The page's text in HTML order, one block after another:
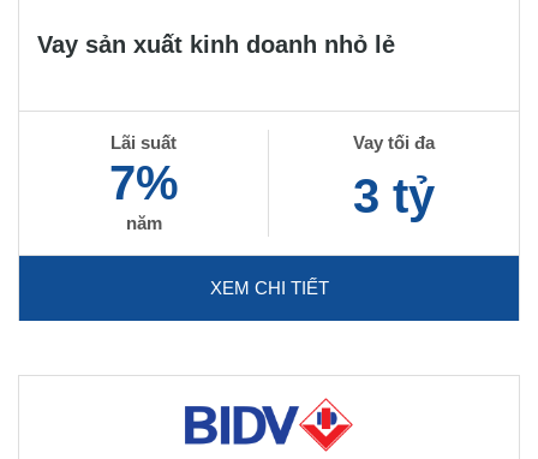
Vay sản xuất kinh doanh nhỏ lẻ
Lãi suất
7%
năm
Vay tối đa
3 tỷ
XEM CHI TIẾT